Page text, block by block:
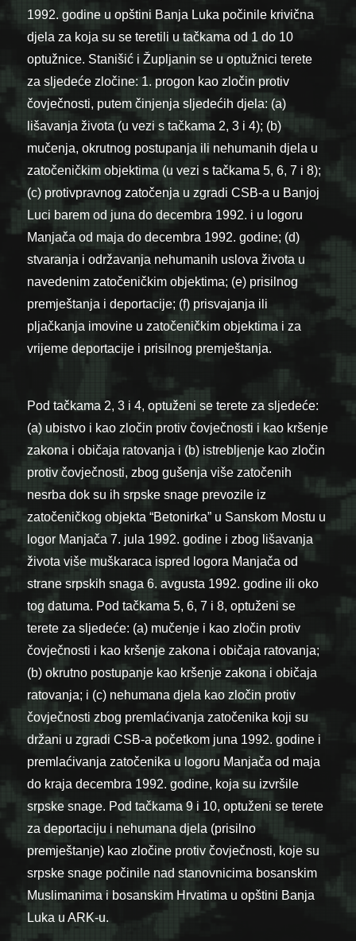
1992. godine u opštini Banja Luka počinile krivična
djela za koja su se teretili u tačkama od 1 do 10
optužnice. Stanišić i Župljanin se u optužnici terete
za sljedeće zločine: 1. progon kao zločin protiv
čovječnosti, putem činjenja sljedećih djela: (a)
lišavanja života (u vezi s tačkama 2, 3 i 4); (b)
mučenja, okrutnog postupanja ili nehumanih djela u
zatočeničkim objektima (u vezi s tačkama 5, 6, 7 i 8);
(c) protivpravnog zatočenja u zgradi CSB-a u Banjoj
Luci barem od juna do decembra 1992. i u logoru
Manjača od maja do decembra 1992. godine; (d)
stvaranja i održavanja nehumanih uslova života u
navedenim zatočeničkim objektima; (e) prisilnog
premještanja i deportacije; (f) prisvajanja ili
pljačkanja imovine u zatočeničkim objektima i za
vrijeme deportacije i prisilnog premještanja.
Pod tačkama 2, 3 i 4, optuženi se terete za sljedeće:
(a) ubistvo i kao zločin protiv čovječnosti i kao kršenje
zakona i običaja ratovanja i (b) istrebljenje kao zločin
protiv čovječnosti, zbog gušenja više zatočenih
nesrba dok su ih srpske snage prevozile iz
zatočeničkog objekta “Betonirka” u Sanskom Mostu u
logor Manjača 7. jula 1992. godine i zbog lišavanja
života više muškaraca ispred logora Manjača od
strane srpskih snaga 6. avgusta 1992. godine ili oko
tog datuma. Pod tačkama 5, 6, 7 i 8, optuženi se
terete za sljedeće: (a) mučenje i kao zločin protiv
čovječnosti i kao kršenje zakona i običaja ratovanja;
(b) okrutno postupanje kao kršenje zakona i običaja
ratovanja; i (c) nehumana djela kao zločin protiv
čovječnosti zbog premlaćivanja zatočenika koji su
držani u zgradi CSB-a početkom juna 1992. godine i
premlaćivanja zatočenika u logoru Manjača od maja
do kraja decembra 1992. godine, koja su izvršile
srpske snage. Pod tačkama 9 i 10, optuženi se terete
za deportaciju i nehumana djela (prisilno
premještanje) kao zločine protiv čovječnosti, koje su
srpske snage počinile nad stanovnicima bosanskim
Muslimanima i bosanskim Hrvatima u opštini Banja
Luka u ARK-u.